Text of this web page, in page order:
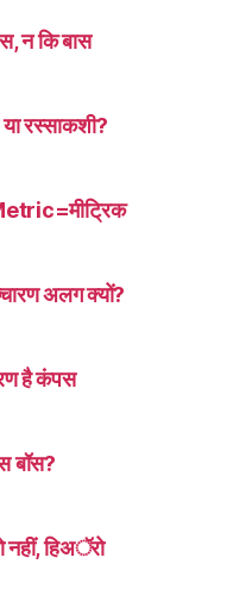
न कि बास
रस्साकशी?
अलग क्यों?
है कंपस
बॉस?
नहीं, हिअॅरो